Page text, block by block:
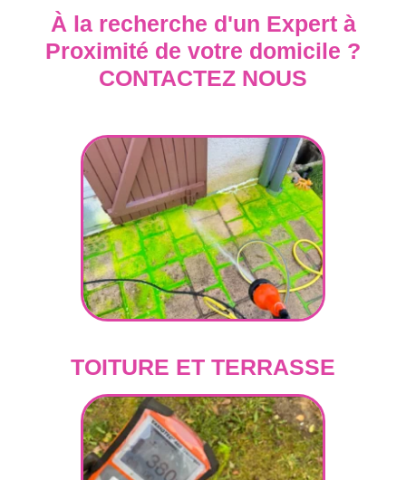
À la recherche d'un Expert à
Proximité de votre domicile ?
CONTACTEZ NOUS
TOITURE ET TERRASSE